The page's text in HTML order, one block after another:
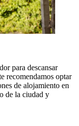
para descansar
recomendamos optar
de alojamiento en
de la ciudad y